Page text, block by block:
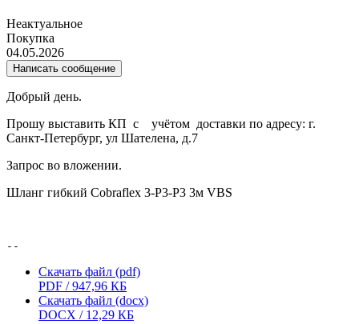
Неактуальное
Покупка
04.05.2026
Написать сообщение
Добрый день.
Прошу выставить КП с учётом доставки по адресу: г.
Санкт-Петербург, ул Шателена, д.7
Запрос во вложении.
Шланг гибкий Cobraflex 3-P3-P3 3м VBS
--
Скачать файл (pdf)
PDF / 947,96 КБ
Скачать файл (docx)
DOCX / 12,29 КБ